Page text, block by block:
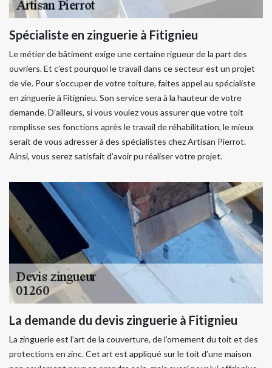
Spécialiste en zinguerie à Fitignieu
Le métier de bâtiment exige une certaine rigueur de la part des
ouvriers. Et c’est pourquoi le travail dans ce secteur est un projet
de vie. Pour s’occuper de votre toiture, faites appel au spécialiste
en zinguerie à Fitignieu. Son service sera à la hauteur de votre
demande. D’ailleurs, si vous voulez vous assurer que votre toit
remplisse ses fonctions après le travail de réhabilitation, le mieux
serait de vous adresser à des spécialistes chez Artisan Pierrot.
Ainsi, vous serez satisfait d’avoir pu réaliser votre projet.
La demande du devis zinguerie à Fitignieu
La zinguerie est l’art de la couverture, de l’ornement du toit et des
protections en zinc. Cet art est appliqué sur le toit d’une maison